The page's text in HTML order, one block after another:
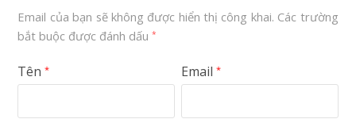
Email của bạn sẽ không được hiển thị công khai. Các trường
bắt buộc được đánh dấu*
Tên* Email*